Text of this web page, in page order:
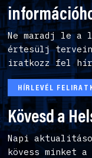
Ne maradj le a
értesülj
iratkozz fel
HÍRLEVÉL
Kövesd a
Napi
kövess minket a